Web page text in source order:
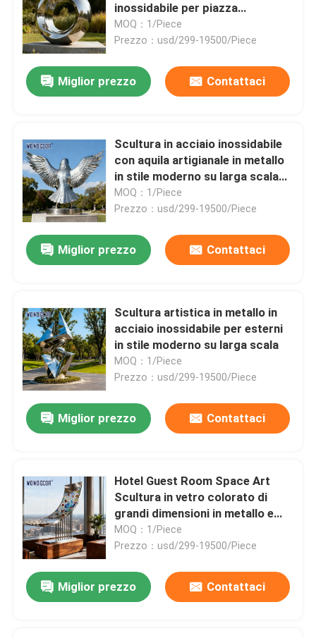
inossidabile per piazza
all&#39;aperto
MOQ：1/Piece
Prezzo：usd/299-19500/Piece
Miglior prezzo Contattaci
Scultura in acciaio inossidabile
con aquila artigianale in metallo
in stile moderno su larga scala
per uso esterno
MOQ：1/Piece
Prezzo：usd/299-19500/Piece
Miglior prezzo Contattaci
Scultura artistica in metallo in
acciaio inossidabile per esterni
in stile moderno su larga scala
MOQ：1/Piece
Prezzo：usd/299-19500/Piece
Miglior prezzo Contattaci
Hotel Guest Room Space Art
Scultura in vetro colorato di
grandi dimensioni in metallo e
acciaio inossidabile
MOQ：1/Piece
Prezzo：usd/299-19500/Piece
Miglior prezzo Contattaci